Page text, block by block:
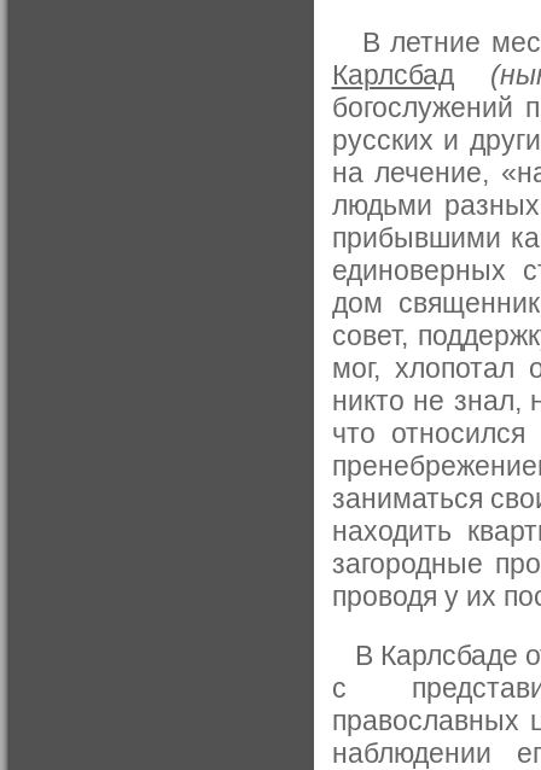
В летние
Карлсбад
богослужений
русских и
на лечение,
людьми
прибывшими
единоверных
дом
совет,
мог, хлопотал
никто не знал,
что
заниматься
находить
загородные
проводя у их
В Карлсбаде
с
православных
наблюдении